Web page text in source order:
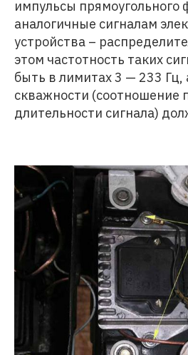
импульсы прямоугольного
аналогичные сигналам
устройства –
этом частотность таких
быть в лимитах 3 — 233
скважности (соотношение
длительности сигнала)